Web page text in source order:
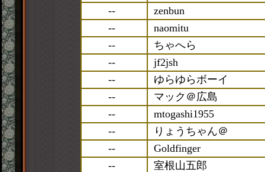
--
zenbun
--
naomitu
--
ちゃへら
--
jf2jsh
--
ゆらゆらボーイ
--
マック＠広島
--
mtogashi1955
--
りょうちゃん＠
--
Goldfinger
--
室根山五郎